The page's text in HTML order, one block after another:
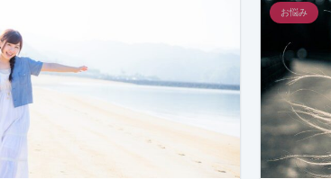
お悩み